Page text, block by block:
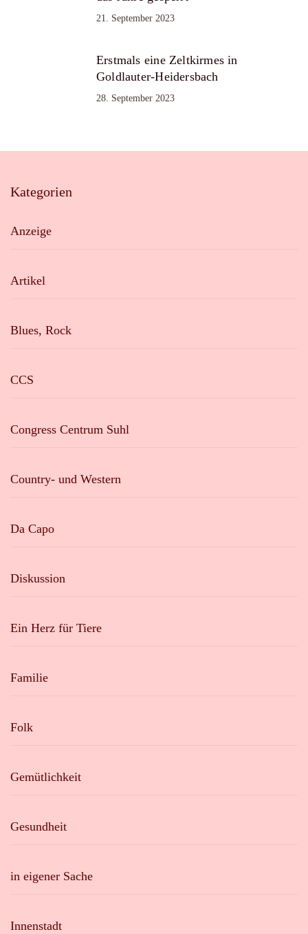
21. September 2023
Erstmals eine Zeltkirmes in
Goldlauter-Heidersbach
28. September 2023
Kategorien
Anzeige
Artikel
Blues, Rock
CCS
Congress Centrum Suhl
Country- und Western
Da Capo
Diskussion
Ein Herz für Tiere
Familie
Folk
Gemütlichkeit
Gesundheit
in eigener Sache
Innenstadt